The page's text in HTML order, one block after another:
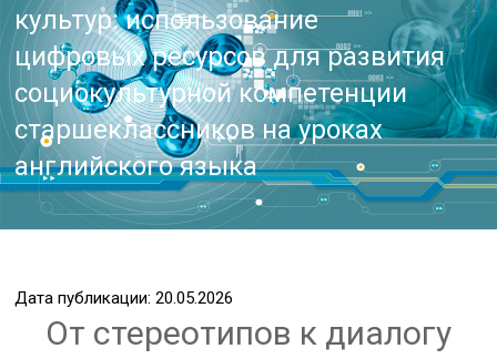
культур: использование
цифровых ресурсов для развития
социокультурной компетенции
старшеклассников на уроках
английского языка
Дата публикации: 20.05.2026
От стереотипов к диалогу